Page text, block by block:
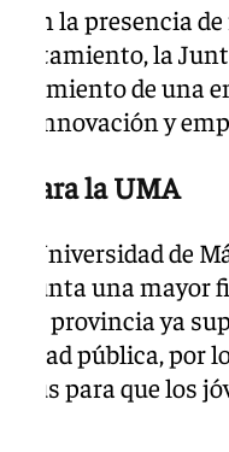
con la presencia
la
de una
innovación y
para la UMA
la Universidad de
Junta una
la provincia ya
pública, por
para que los